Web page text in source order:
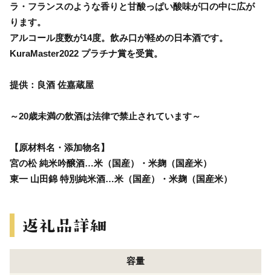
ラ・フランスのような香りと甘酸っぱい酸味が口の中に広が
ります。
アルコール度数が14度。飲み口が軽めの日本酒です。
KuraMaster2022 プラチナ賞を受賞。
提供：良酒 佐嘉蔵屋
～20歳未満の飲酒は法律で禁止されています～
【原材料名・添加物名】
宮の松 純米吟醸酒…米（国産）・米麹（国産米）
東一 山田錦 特別純米酒…米（国産）・米麹（国産米）
容量